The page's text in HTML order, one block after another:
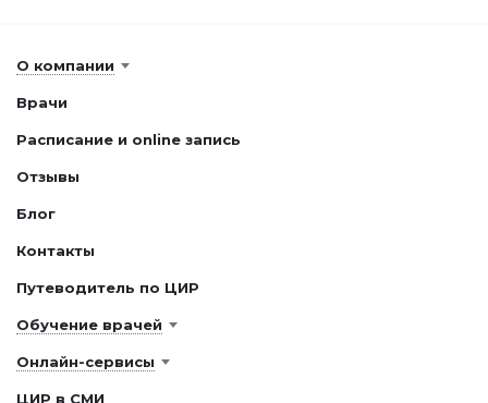
О компании
Врачи
Расписание и online запись
Отзывы
Блог
Контакты
Путеводитель по ЦИР
Обучение врачей
Онлайн-сервисы
ЦИР в СМИ